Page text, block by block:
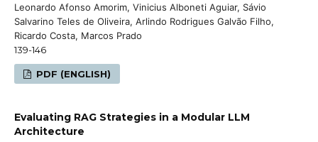
Leonardo Afonso Amorim, Vinicius Alboneti Aguiar, Sávio
Salvarino Teles de Oliveira, Arlindo Rodrigues Galvão Filho,
Ricardo Costa, Marcos Prado
139-146
PDF (ENGLISH)
Evaluating RAG Strategies in a Modular LLM
Architecture